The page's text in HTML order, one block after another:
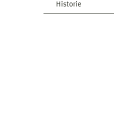
Historie